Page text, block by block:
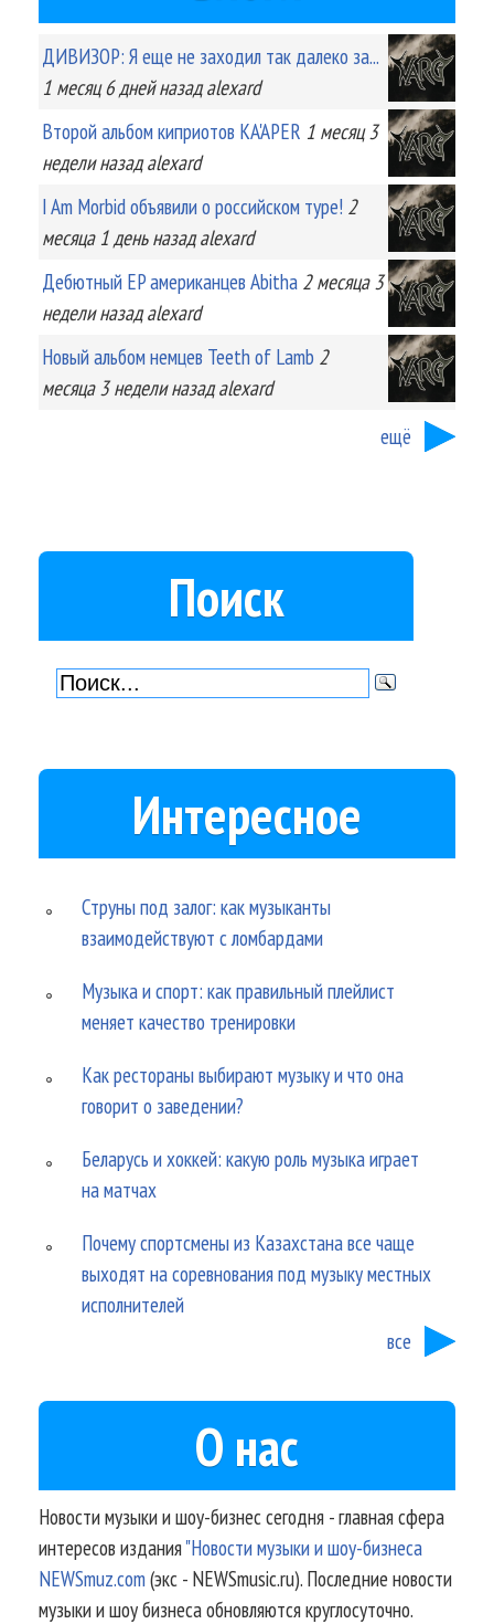
ДИВИЗОР: Я еще не заходил так далеко за...
1 месяц 6 днейназад alexard
Второй альбом киприотов KA'APER 1 месяц 3
неделиназад alexard
I Am Morbid объявили о российском туре! 2
месяца 1 деньназад alexard
Дебютный EP американцев Abitha 2 месяца 3
неделиназад alexard
Новый альбом немцев Teeth of Lamb 2
месяца 3 неделиназад alexard
ещё
Поиск
Интересное
Струны под залог: как музыканты
взаимодействуют с ломбардами
Музыка и спорт: как правильный плейлист
меняет качество тренировки
Как рестораны выбирают музыку и что она
говорит о заведении?
Беларусь и хоккей: какую роль музыка играет
на матчах
Почему спортсмены из Казахстана все чаще
выходят на соревнования под музыку местных
исполнителей
все
О нас
Новости музыки и шоу-бизнес сегодня - главная сфера
интересов издания"Новости музыки и шоу-бизнеса
NEWSmuz.com(экс - NEWSmusic.ru). Последние новости
музыки и шоу бизнеса обновляются круглосуточно.